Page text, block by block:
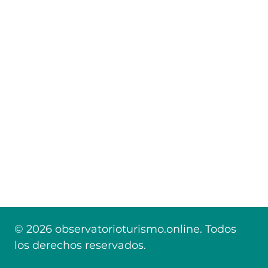
© 2026 observatorioturismo.online. Todos
los derechos reservados.